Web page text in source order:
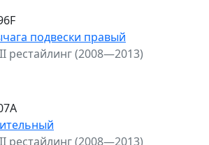
подвески правый
рестайлинг (2008—2013)
рестайлинг (2008—2013)